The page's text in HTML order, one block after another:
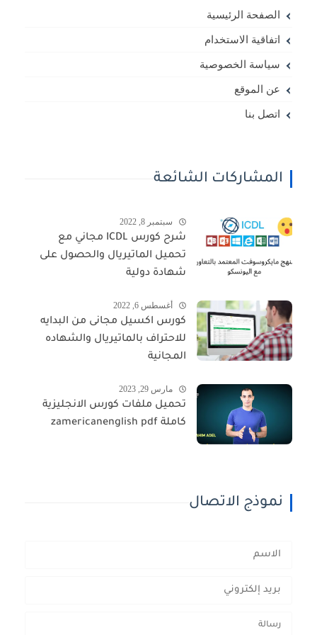
الصفحة الرئيسية
اتفاقية الاستخدام
سياسة الخصوصية
عن الموقع
اتصل بنا
المشاركات الشائعة
سبتمبر 8, 2022
شرح كورس ICDL مجاني مع
تحميل الماتيريال والحصول على
شهادة دولية
أغسطس 6, 2022
كورس اكسيل مجانى من البدايه
للاحتراف بالماتيريال والشهاده
المجانية
مارس 29, 2023
تحميل ملفات كورس الانجليزية
كاملة zamericanenglish pdf
نموذج الاتصال